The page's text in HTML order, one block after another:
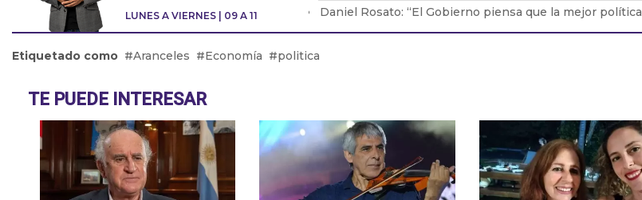
LUNES A VIERNES | 09 A 11
Daniel Rosato: “El Gobierno piensa que la mejor política
industrial es la que no existe”
Etiquetado como Aranceles Economía politica
TE PUEDE INTERESAR